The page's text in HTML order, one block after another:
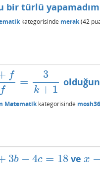
bir türlü
kategorisinde merak(42
f
f
=
3
k + 1
Matematikkategorisinde mosh36
3b − 4c = 18
b−4 c=18 ve x −
x− 2z